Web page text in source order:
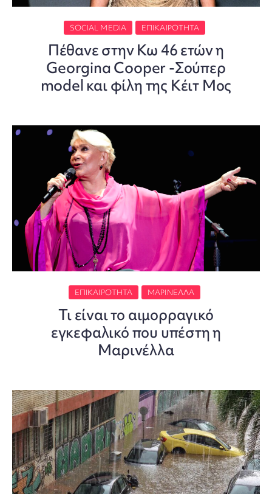
SOCIAL MEDIA ΕΠΙΚΑΙΡΌΤΗΤΑ
Πέθανε στην Κω 46 ετών η
Georgina Cooper -Σούπερ
model και φίλη της Κέιτ Μος
ΕΠΙΚΑΙΡΌΤΗΤΑ ΜΑΡΙΝΈΛΛΑ
Τι είναι το αιμορραγικό
εγκεφαλικό που υπέστη η
Μαρινέλλα